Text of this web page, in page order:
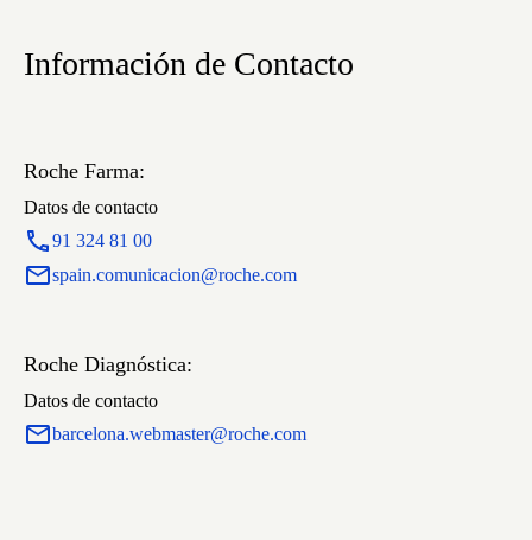
Información de Contacto
Roche Farma:
Datos de contacto
91 324 81 00
spain.comunicacion@roche.com
Roche Diagnóstica:
Datos de contacto
barcelona.webmaster@roche.com